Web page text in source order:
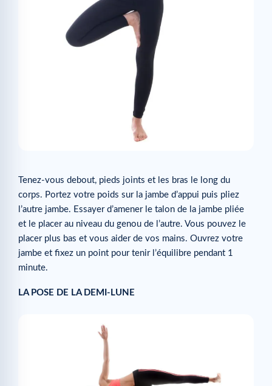
Tenez-vous debout, pieds joints et les bras le long du
corps. Portez votre poids sur la jambe d’appui puis pliez
l’autre jambe. Essayer d’amener le talon de la jambe pliée
et le placer au niveau du genou de l’autre. Vous pouvez le
placer plus bas et vous aider de vos mains. Ouvrez votre
jambe et fixez un point pour tenir l’équilibre pendant 1
minute.
LA POSE DE LA DEMI-LUNE